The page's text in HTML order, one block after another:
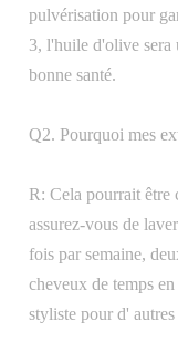
pulvérisation pour
3, l'huile d'olive sera
bonne santé.
Q2. Pourquoi mes
R: Cela pourrait être
assurez-vous de
fois par semaine,
cheveux de temps
styliste pour d' autres